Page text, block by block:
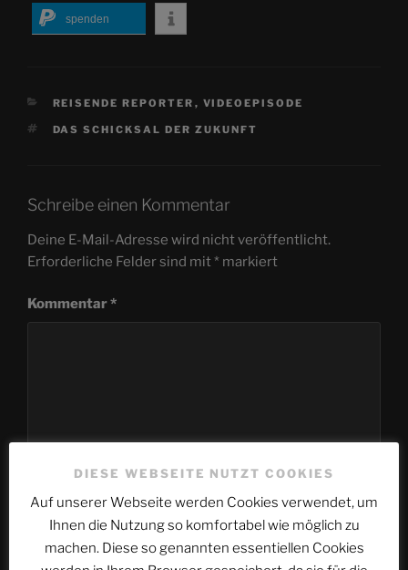
spenden
KATEGORIEN
REISENDE REPORTER , VIDEOEPISODE
SCHLAGWÖRTER
DAS SCHICKSAL DER ZUKUNFT
Schreibe einen Kommentar
Deine E-Mail-Adresse wird nicht veröffentlicht.
Erforderliche Felder sind mit* markiert
Kommentar*
Name*
DIESE WEBSEITE NUTZT COOKIES
Auf unserer Webseite werden Cookies verwendet, um
Ihnen die Nutzung so komfortabel wie möglich zu
machen. Diese so genannten essentiellen Cookies